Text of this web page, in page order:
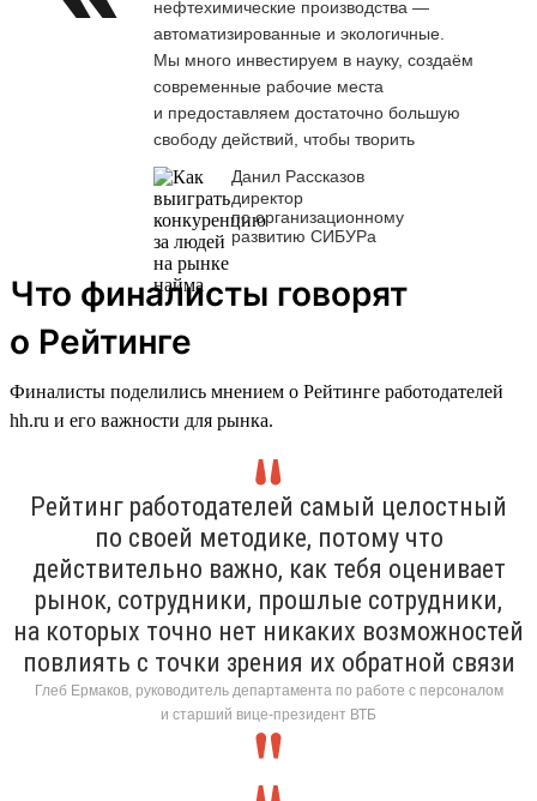
нефтехимические производства —
автоматизированные и экологичные.
Мы много инвестируем в науку, создаём
современные рабочие места
и предоставляем достаточно большую
свободу действий, чтобы творить
Данил Рассказов
директор
по организационному
развитию СИБУРа
Что финалисты говорят
о Рейтинге
Финалисты поделились мнением о Рейтинге работодателей
hh.ru и его важности для рынка.
Рейтинг работодателей самый целостный
по своей методике, потому что
действительно важно, как тебя оценивает
рынок, сотрудники, прошлые сотрудники,
на которых точно нет никаких возможностей
повлиять с точки зрения их обратной связи
Глеб Ермаков, руководитель департамента по работе с персоналом
и старший вице-президент ВТБ